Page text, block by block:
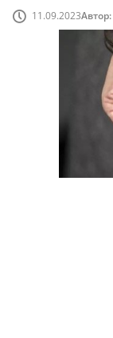
11.09.2023Автор: